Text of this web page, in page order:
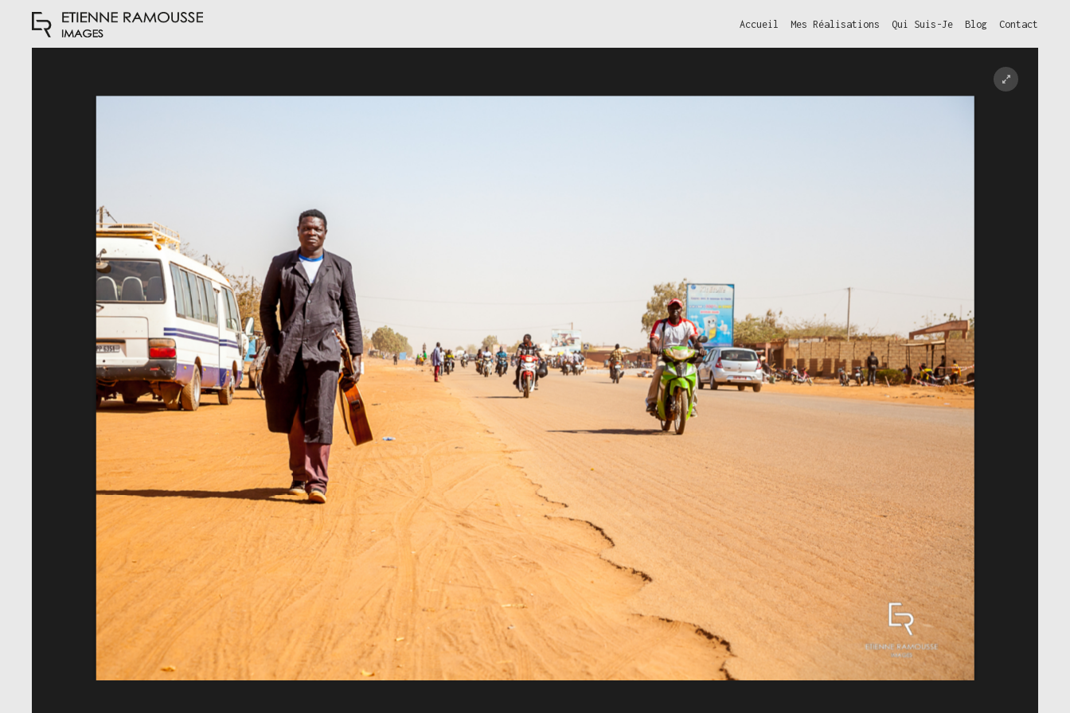
Accueil Mes Réalisations Qui Suis-Je Blog Contact